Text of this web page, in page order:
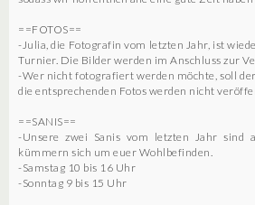
==FOTOS==
-Julia, die Fotografin vom letzten Jahr, ist
Turnier. Die Bilder werden im Anschluss zur
-Wer nicht fotografiert werden möchte, soll
die entsprechenden Fotos werden nicht
==SANIS==
-Unsere zwei Sanis vom letzten Jahr sind
kümmern sich um euer Wohlbefinden.
-Samstag 10 bis 16 Uhr
-Sonntag 9 bis 15 Uhr